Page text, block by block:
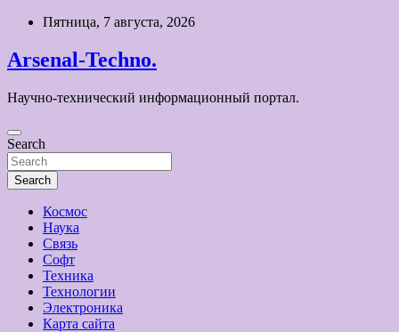
Skip
content
Пятница, 7 августа, 2026
Arsenal-Techno.
Научно-технический информационный портал.
Search
Search
Космос
Наука
Связь
Софт
Техника
Технологии
Электроника
Карта сайта